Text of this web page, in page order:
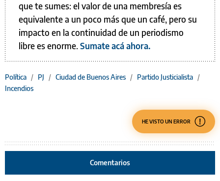
que te sumes: el valor de una membresía es
equivalente a un poco más que un café, pero su
impacto en la continuidad de un periodismo
libre es enorme.Sumate acá ahora.
Política / PJ / Ciudad de Buenos Aires / Partido Justicialista /
Incendios
HE VISTO UN ERROR
Comentarios